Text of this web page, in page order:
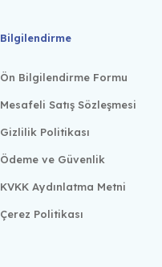
Bilgilendirme
Ön Bilgilendirme Formu
Mesafeli Satış Sözleşmesi
Gizlilik Politikası
Ödeme ve Güvenlik
KVKK Aydınlatma Metni
Çerez Politikası